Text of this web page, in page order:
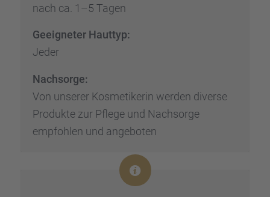
nach ca. 1–5 Tagen
Geeig­ne­ter Hauttyp:
Jeder
Nachsorge:
Von unserer Kosme­ti­ke­rin werden diverse
Produkte zur Pflege und Nachsorge
empfoh­len und angebo­ten